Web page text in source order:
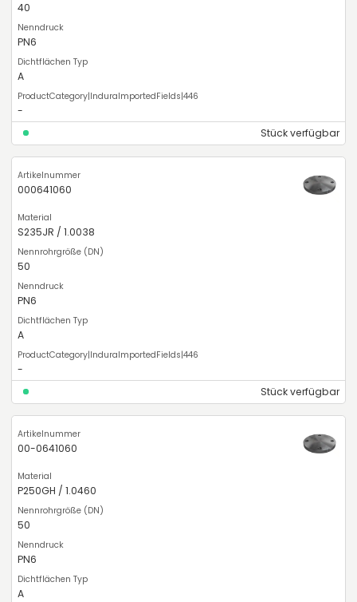
40
PN6
A
-
Stück verfügbar
000641060
S235JR / 1.0038
50
PN6
A
-
Stück verfügbar
00-0641060
P250GH / 1.0460
50
PN6
A